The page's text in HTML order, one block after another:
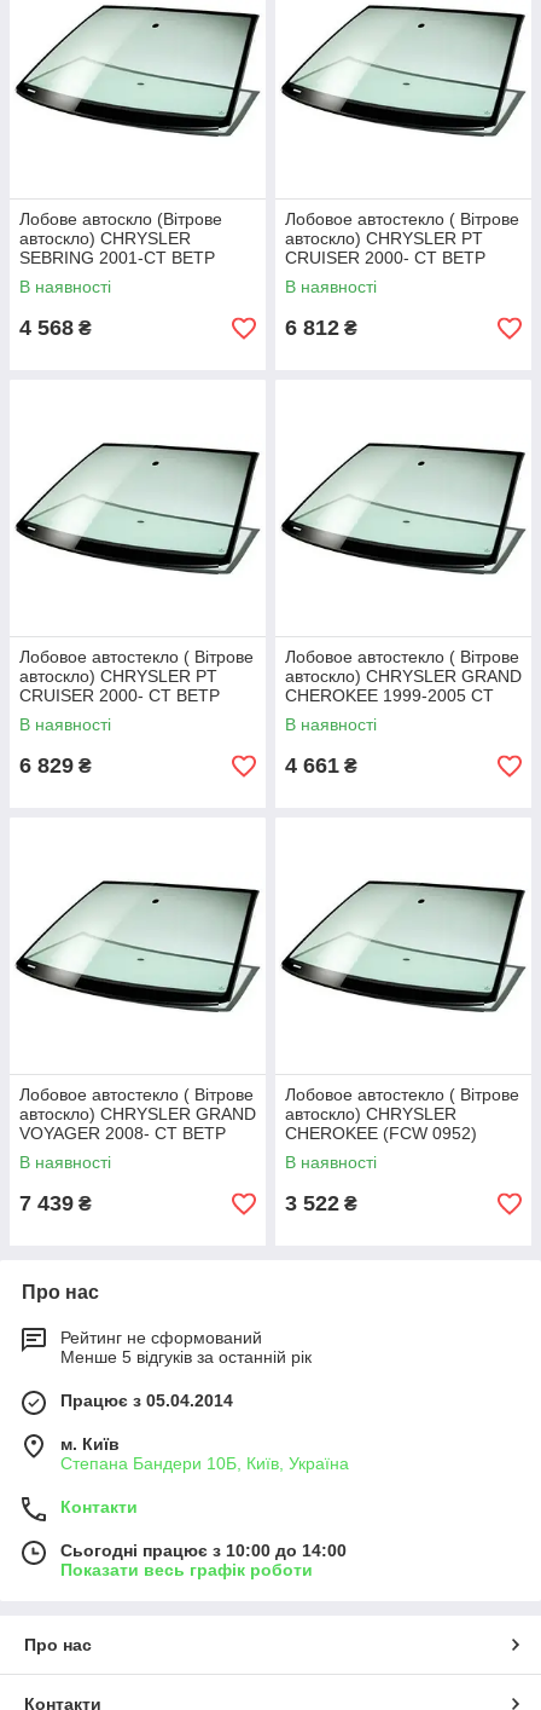
Лобове автоскло (Вітрове
автоскло) CHRYSLER
SEBRING 2001-СТ ВЕТР
ЗЛГЛ
В наявності
4 568 ₴
Лобовое автостекло ( Вітрове
автоскло) CHRYSLER PT
CRUISER 2000- СТ ВЕТР
ЗЛ+ИНК
В наявності
6 812 ₴
Лобовое автостекло ( Вітрове
автоскло) CHRYSLER PT
CRUISER 2000- СТ ВЕТР
ЗЛГЛ+ИНК
В наявності
6 829 ₴
Лобовое автостекло ( Вітрове
автоскло) CHRYSLER GRAND
CHEROKEE 1999-2005 СТ
ВЕТР ЗЛГЛ
В наявності
4 661 ₴
Лобовое автостекло ( Вітрове
автоскло) CHRYSLER GRAND
VOYAGER 2008- СТ ВЕТР
ЗЛГЛ+VIN
В наявності
7 439 ₴
Лобовое автостекло ( Вітрове
автоскло) CHRYSLER
CHEROKEE (FCW 0952)
1992-2001 СТ ВЕТР
ЗЛГЛ+ИЗМ КР
В наявності
3 522 ₴
Про нас
Рейтинг не сформований
Менше 5 відгуків за останній рік
Працює з 05.04.2014
м. Київ
Степана Бандери 10Б, Київ, Україна
Контакти
Сьогодні працює з 10:00 до 14:00
Показати весь графік роботи
Про нас
Контакти